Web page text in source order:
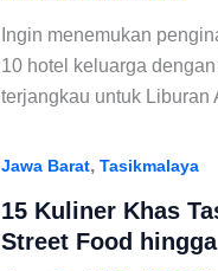
Ingin menemukan
10 hotel keluarga
terjangkau untuk Liburan
Jawa Barat, Tasikmalaya
15 Kuliner Khas
Street Food